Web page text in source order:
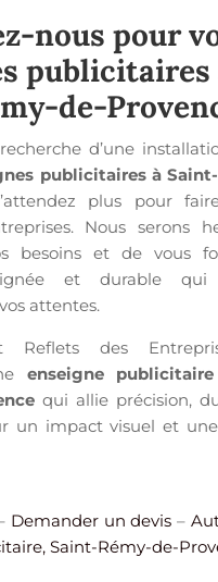
nous pour
publicitaires
de-
d’une
publicitaires à
plus pour
Nous serons
besoins et de vous
et durable qui
attentes.
Reflets des
enseigne
qui allie précision,
un impact visuel et
Demander un devis –
Saint-Rémy-de-